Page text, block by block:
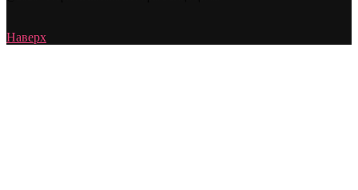
Наверх